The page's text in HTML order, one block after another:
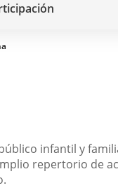
infantil y
repertorio de